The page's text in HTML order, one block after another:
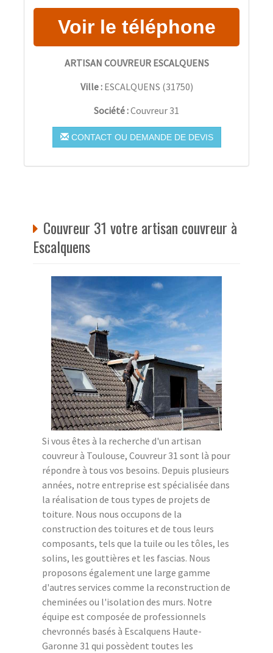
ARTISAN COUVREUR ESCALQUENS
Ville : ESCALQUENS (31750)
Société :Couvreur 31
CONTACT OU DEMANDE DE DEVIS
Couvreur 31 votre artisan couvreur à
Escalquens
Si vous êtes à la recherche d'un artisan
couvreur à Toulouse, Couvreur 31 sont là pour
répondre à tous vos besoins. Depuis plusieurs
années, notre entreprise est spécialisée dans
la réalisation de tous types de projets de
toiture. Nous nous occupons de la
construction des toitures et de tous leurs
composants, tels que la tuile ou les tôles, les
solins, les gouttières et les fascias. Nous
proposons également une large gamme
d'autres services comme la reconstruction de
cheminées ou l'isolation des murs. Notre
équipe est composée de professionnels
chevronnés basés à Escalquens Haute-
Garonne 31 qui possèdent toutes les